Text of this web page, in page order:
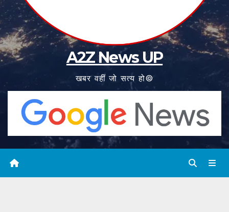
A2Z News UP
खबर वहीं जो सत्य हो©